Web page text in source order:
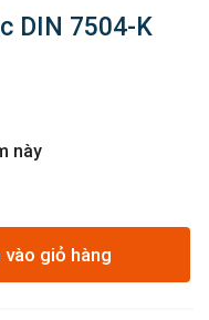
DIN 7504-K
này
giỏ hàng